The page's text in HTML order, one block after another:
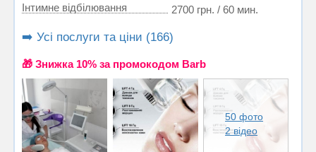
Інтимне відбілювання 2700 грн. / 60 мин.
➡️ Усі послуги та ціни (166)
🎁 Знижка 10% за промокодом Barb
50 фото
2 відео